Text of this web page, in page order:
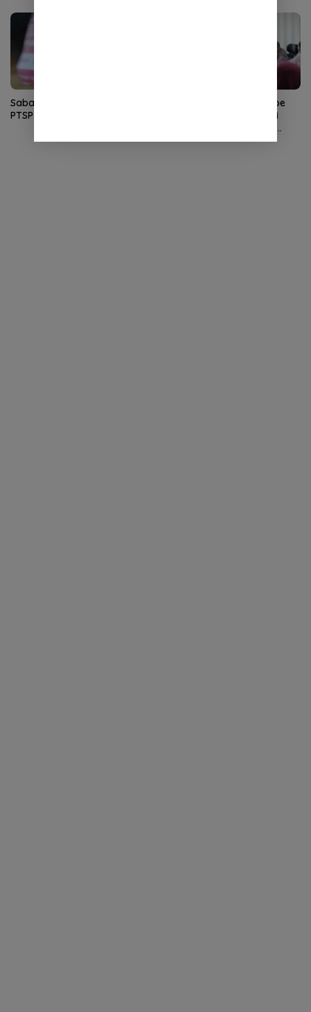
Sabang Raih Nilai Tertinggi
PTSP dan PPB Se-Aceh
Tim Kajian Wali Nanggroe
Rumuskan Rekomendasi
Soroti Dana Otsus dan